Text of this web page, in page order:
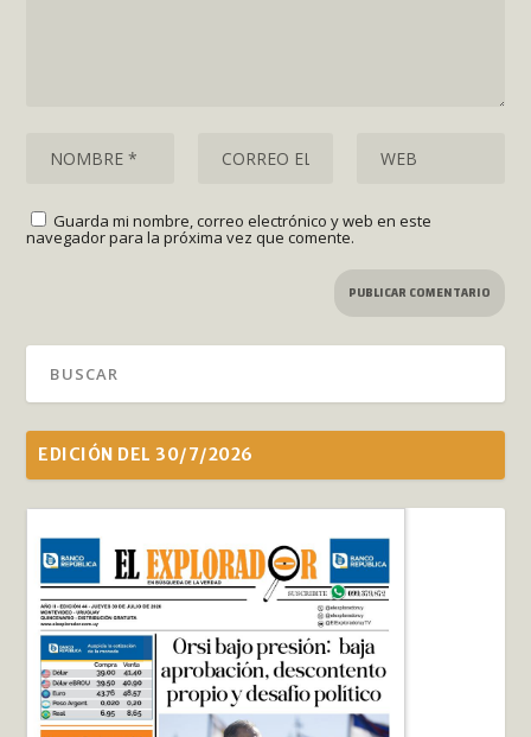
Guarda mi nombre, correo electrónico y web en este
navegador para la próxima vez que comente.
EDICIÓN DEL 30/7/2026